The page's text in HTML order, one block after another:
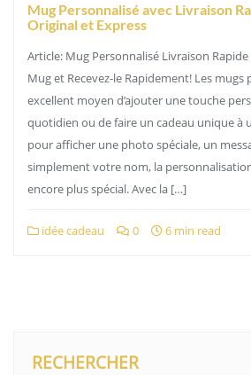
Mug Personnalisé avec Livraison
Original et Express
Article: Mug Personnalisé Livraison
Mug et Recevez-le Rapidement! Les
excellent moyen d’ajouter une touche
quotidien ou de faire un cadeau unique à
pour afficher une photo spéciale, un
simplement votre nom, la
encore plus spécial. Avec la […]
idée cadeau 0 6 min read
RECHERCHER